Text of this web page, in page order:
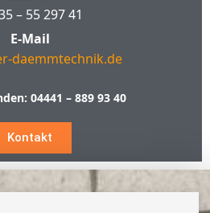
– 55 297 41
E-Mail
daemmtechnik.de
04441 – 889 93 40
Kontakt